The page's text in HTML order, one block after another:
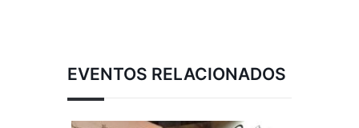
EVENTOS RELACIONADOS